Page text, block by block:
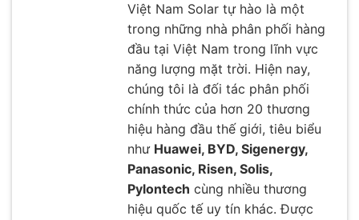
Việt Nam Solar tự hào là một
trong những nhà phân phối hàng
đầu tại Việt Nam trong lĩnh vực
năng lượng mặt trời. Hiện nay,
chúng tôi là đối tác phân phối
chính thức của hơn 20 thương
hiệu hàng đầu thế giới, tiêu biểu
như Huawei, BYD, Sigenergy,
Panasonic, Risen, Solis,
Pylontech cùng nhiều thương
hiệu quốc tế uy tín khác. Được